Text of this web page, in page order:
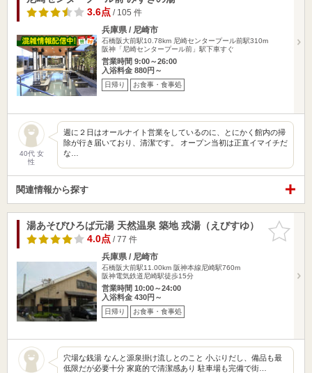
3.6点/ 105 件
兵庫県 / 尼崎市
石橋阪大前駅10.78km 尼崎センタープール前駅310m
阪神「尼崎センタープール前」駅下車すぐ
営業時間 9:00～26:00
入浴料金 880円～
日帰り お食事・食事処
40代 女
性
週に２日はオールナイト営業をしているのに、とにかく館内の掃
除が行き届いており、清潔です。 オープン当初は正直イマイチだ
な…
関連情報から探す
お気に入
りに追加
湯あそびひろば元湯 天然温泉 築地 戎湯（えびすゆ）
4.0点/ 77 件
兵庫県 / 尼崎市
石橋阪大前駅11.00km 阪神本線尼崎駅760m
阪神電気鉄道尼崎駅徒歩15分
営業時間 10:00～24:00
入浴料金 430円～
日帰り お食事・食事処
穴場な銭湯 なんと源泉掛け流しとのこと 小ぶりだし、備品も最
低限だが必要十分 家庭的で清潔感あり 駐車場も完備で街…